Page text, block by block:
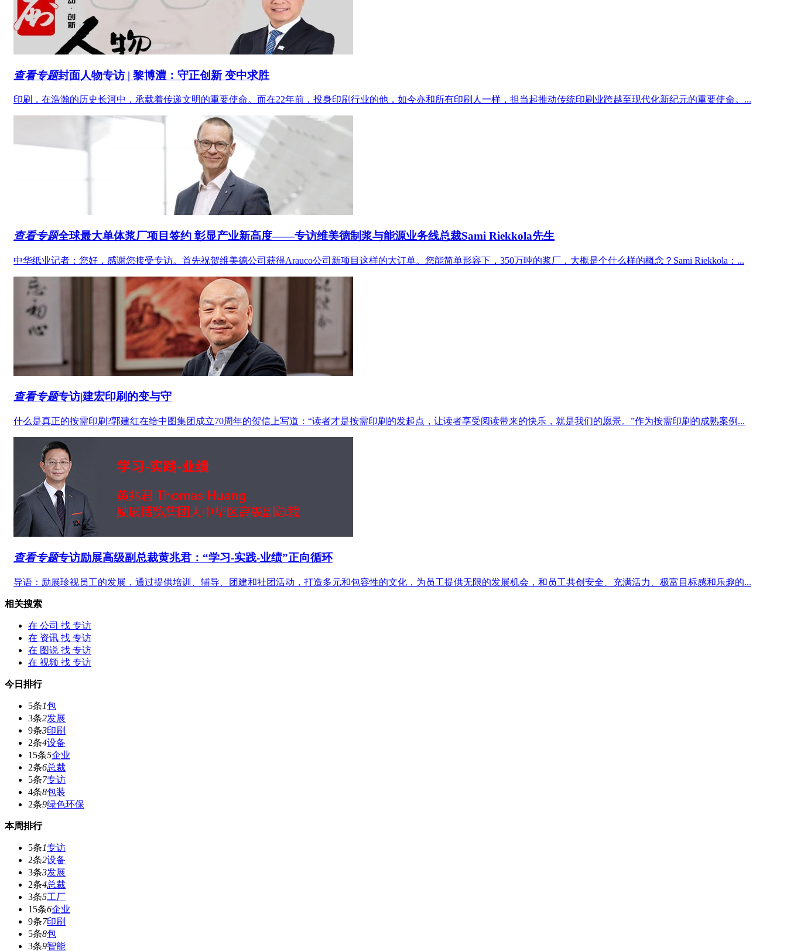
查看专题封面人物专访| 黎博澧：守正创新 变中求胜
印刷，在浩瀚的历史长河中，承载着传递文明的重要使命。而在22年前，投身印刷行业的他，如今亦和所有印刷人一样，担当起推动传统印刷业跨越至现代化新纪元的重要使命。...
查看专题全球最大单体浆厂项目签约 彰显产业新高度——专访维美德制浆与能源业务线总裁Sami Riekkola先生
中华纸业记者：您好，感谢您接受专访。首先祝贺维美德公司获得Arauco公司新项目这样的大订单。您能简单形容下，350万吨的浆厂，大概是个什么样的概念？Sami Riekkola：...
查看专题专访|建宏印刷的变与守
什么是真正的按需印刷?郭建红在给中图集团成立70周年的贺信上写道：“读者才是按需印刷的发起点，让读者享受阅读带来的快乐，就是我们的愿景。”作为按需印刷的成熟案例...
查看专题专访励展高级副总裁黄兆君：“学习-实践-业绩”正向循环
导语：励展珍视员工的发展，通过提供培训、辅导、团建和社团活动，打造多元和包容性的文化，为员工提供无限的发展机会，和员工共创安全、充满活力、极富目标感和乐趣的...
相关搜索
在 公司 找 专访
在 资讯 找 专访
在 图说 找 专访
在 视频 找 专访
今日排行
5条1包
3条2发展
9条3印刷
2条4设备
15条5企业
2条6总裁
5条7专访
4条8包装
2条9绿色环保
本周排行
5条1专访
2条2设备
3条3发展
2条4总裁
3条5工厂
15条6企业
9条7印刷
5条8包
3条9智能